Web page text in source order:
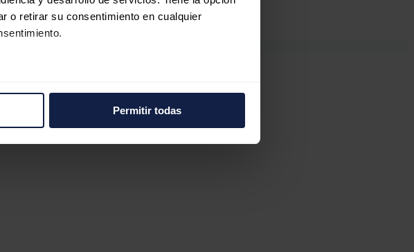
o retirar su consentimiento en cualquier
del sitio web con nuestros partners de
Permitir todas